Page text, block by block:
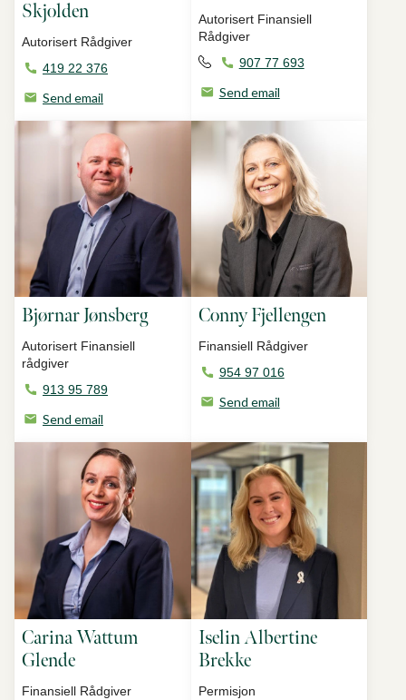
Skjolden
Autorisert Rådgiver
419 22 376
Send email
Autorisert Finansiell
Rådgiver
907 77 693
Send email
Bjørnar Jønsberg
Autorisert Finansiell
rådgiver
913 95 789
Send email
Conny Fjellengen
Finansiell Rådgiver
954 97 016
Send email
Carina Wattum
Glende
Finansiell Rådgiver
Iselin Albertine
Brekke
Permisjon